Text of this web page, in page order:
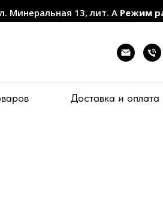
Минеральная 13, лит. А Режим
Доставка и оплата